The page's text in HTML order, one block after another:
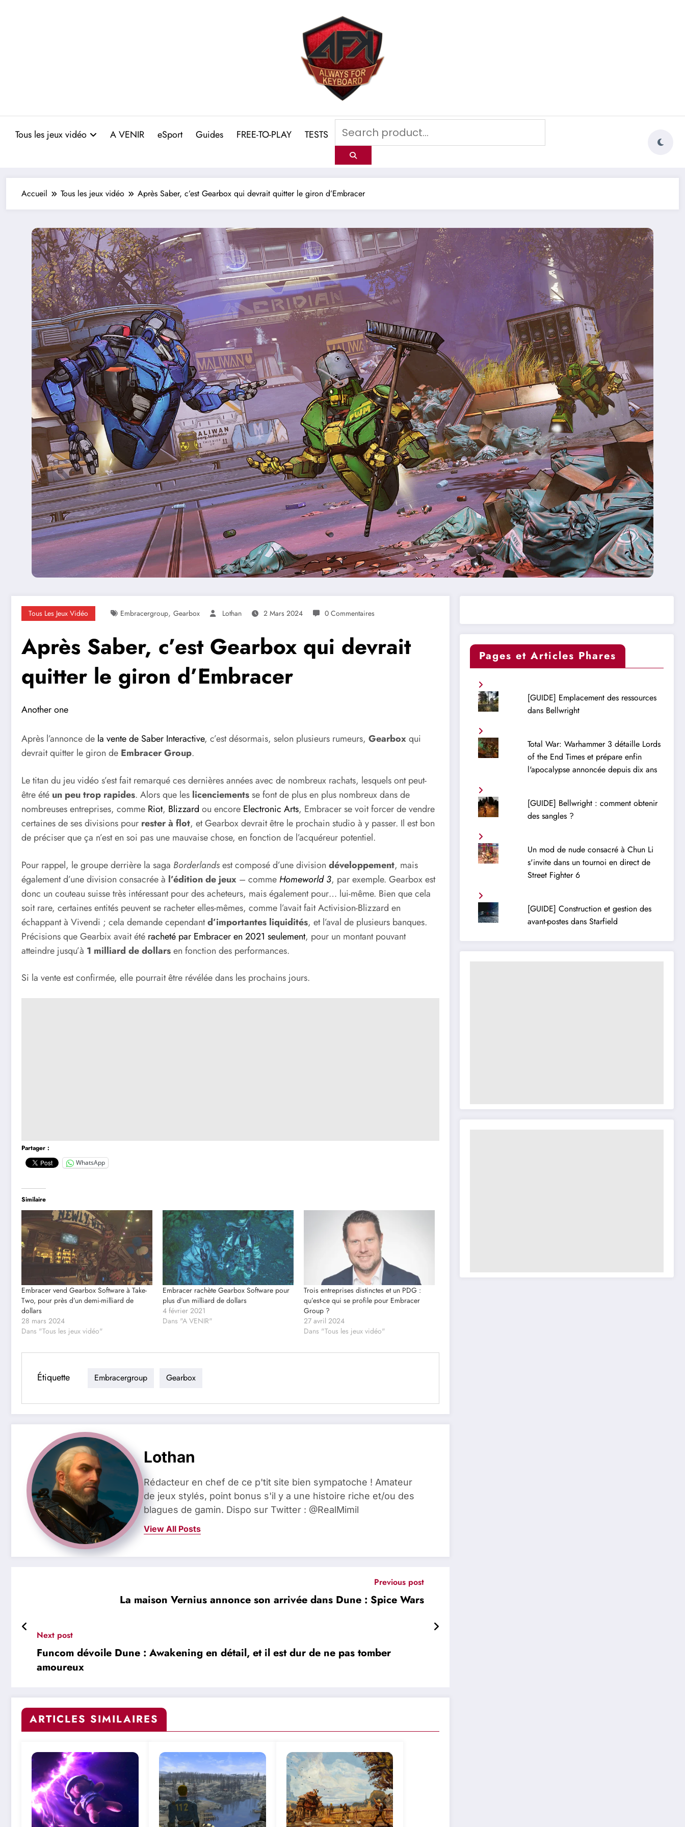
Tous les jeux vidéo A VENIR eSport Guides FREE-TO-PLAY TESTS
Accueil Tous les jeux vidéo Après Saber, c’est Gearbox qui devrait quitter le giron d’Embracer
Tous Les Jeux Vidéo Embracergroup, Gearbox Lothan 2 Mars 2024 0 Commentaires
Après Saber, c’est Gearbox qui devrait
quitter le giron d’Embracer
Another one
Après l’annonce de la vente de Saber Interactive, c’est désormais, selon plusieurs rumeurs, Gearboxqui
devrait quitter le giron de Embracer Group.
Le titan du jeu vidéo s’est fait remarqué ces dernières années avec de nombreux rachats, lesquels ont peut-
être été un peu trop rapides. Alors que les licenciementsse font de plus en plus nombreux dans de
nombreuses entreprises, comme Riot, Blizzard ou encore Electronic Arts, Embracer se voit forcer de vendre
certaines de ses divisions pour rester à flot, et Gearbox devrait être le prochain studio à y passer. Il est bon
de préciser que ça n’est en soi pas une mauvaise chose, en fonction de l’acquéreur potentiel.
Pour rappel, le groupe derrière la saga Borderlandsest composé d’une division développement, mais
également d’une division consacrée à l’édition de jeux – comme Homeworld 3, par exemple. Gearbox est
donc un couteau suisse très intéressant pour des acheteurs, mais également pour… lui-même. Bien que cela
soit rare, certaines entités peuvent se racheter elles-mêmes, comme l’avait fait Activision-Blizzard en
échappant à Vivendi ; cela demande cependantd’importantes liquidités, et l’aval de plusieurs banques.
Précisions que Gearbix avait été racheté par Embracer en 2021 seulement, pour un montant pouvant
atteindre jusqu’à 1 milliard de dollarsen fonction des performances.
Si la vente est confirmée, elle pourrait être révélée dans les prochains jours.
Partager :
WhatsApp
Similaire
Embracer vend Gearbox Software à Take-
Two, pour près d’un demi-milliard de
dollars
28 mars 2024
Dans "Tous les jeux vidéo"
Embracer rachète Gearbox Software pour
plus d’un milliard de dollars
4 février 2021
Dans "A VENIR"
Trois entreprises distinctes et un PDG :
qu’est-ce qui se profile pour Embracer
Group ?
27 avril 2024
Dans "Tous les jeux vidéo"
Étiquette Embracergroup Gearbox
Lothan
Rédacteur en chef de ce p'tit site bien sympatoche ! Amateur
de jeux stylés, point bonus s'il y a une histoire riche et/ou des
blagues de gamin. Dispo sur Twitter : @RealMimil
View All Posts
Previous post
La maison Vernius annonce son arrivée dans Dune : Spice Wars
Next post
Funcom dévoile Dune : Awakening en détail, et il est dur de ne pas tomber
amoureux
ARTICLES SIMILAIRES
Pages et Articles Phares
[GUIDE] Emplacement des ressources
dans Bellwright
Total War: Warhammer 3 détaille Lords
of the End Times et prépare enfin
l'apocalypse annoncée depuis dix ans
[GUIDE] Bellwright : comment obtenir
des sangles ?
Un mod de nude consacré à Chun Li
s'invite dans un tournoi en direct de
Street Fighter 6
[GUIDE] Construction et gestion des
avant-postes dans Starfield